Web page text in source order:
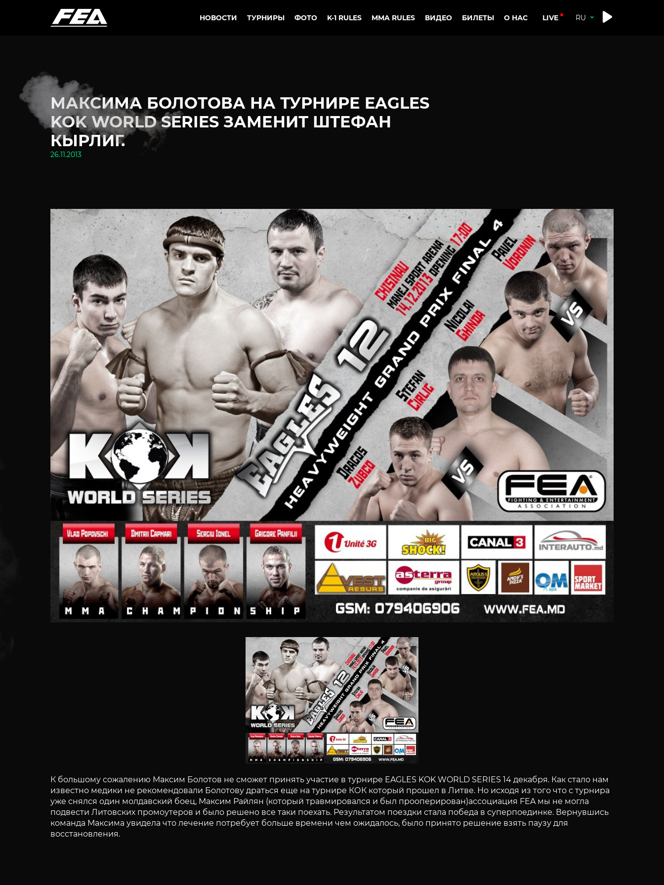
НОВОСТИ ТУРНИРЫ ФОТО K-1 RULES MMA RULES ВИДЕО БИЛЕТЫ О НАС LIVE
МАКСИМА БОЛОТОВА НА ТУРНИРЕ EAGLES
KOK WORLD SERIES ЗАМЕНИТ ШТЕФАН
КЫРЛИГ.
26.11.2013
К большому сожалению Максим Болотов не сможет принять участие в турнире EAGLES KOK WORLD SERIES 14 декабря. Как стало нам
известно медики не рекомендовали Болотову драться еще на турнире КОК который прошел в Литве. Но исходя из того что с турнира
уже снялся один молдавский боец, Максим Райлян (который травмировался и был прооперирован)ассоциация FEA мы не могла
подвести Литовских промоутеров и было решено все таки поехать. Результатом поездки стала победа в суперпоединке. Вернувшись
команда Максима увидела что лечение потребует больше времени чем ожидалось, было принято решение взять паузу для
восстановления.